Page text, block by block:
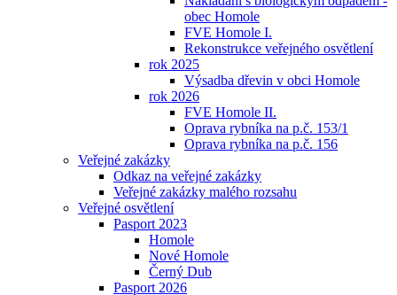
obec Homole
FVE Homole I.
Rekonstrukce veřejného osvětlení
rok 2025
Výsadba dřevin v obci Homole
rok 2026
FVE Homole II.
Oprava rybníka na p.č. 153/1
Oprava rybníka na p.č. 156
Veřejné zakázky
Odkaz na veřejné zakázky
Veřejné zakázky malého rozsahu
Veřejné osvětlení
Pasport 2023
Homole
Nové Homole
Černý Dub
Pasport 2026